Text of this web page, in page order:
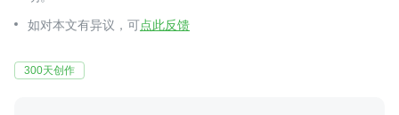
如对本文有异议，可点此反馈
300天创作